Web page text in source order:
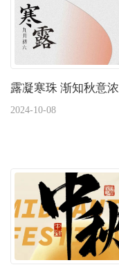
露凝寒珠 渐知秋意浓
2024-10-08